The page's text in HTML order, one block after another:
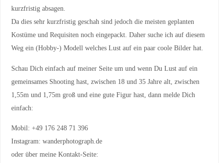
kurzfristig absagen.
Da dies sehr kurzfristig geschah sind jedoch die meisten geplanten
Kostüme und Requisiten noch eingepackt. Daher suche ich auf diesem
Weg ein (Hobby-) Modell welches Lust auf ein paar coole Bilder hat.
Schau Dich einfach auf meiner Seite um und wenn Du Lust auf ein
gemeinsames Shooting hast, zwischen 18 und 35 Jahre alt, zwischen
1,55m und 1,75m groß und eine gute Figur hast, dann melde Dich
einfach:
Mobil: +49 176 248 71 396
Instagram: wanderphotograph.de
oder über meine Kontakt-Seite: